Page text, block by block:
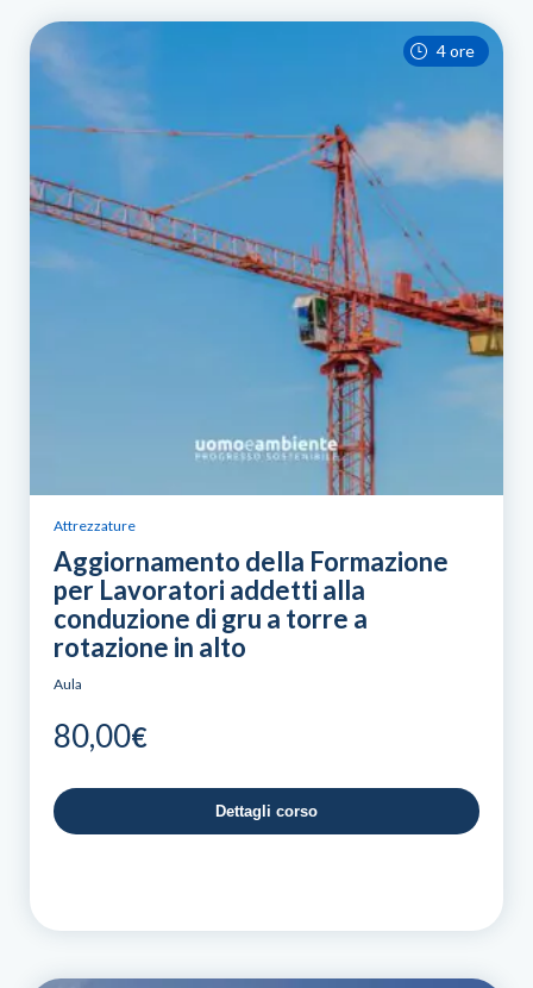
Attrezzature
Aggiornamento della Formazione
per Lavoratori addetti alla
conduzione di gru a torre a
rotazione in alto
Aula
4 ore
80,00€
Dettagli corso